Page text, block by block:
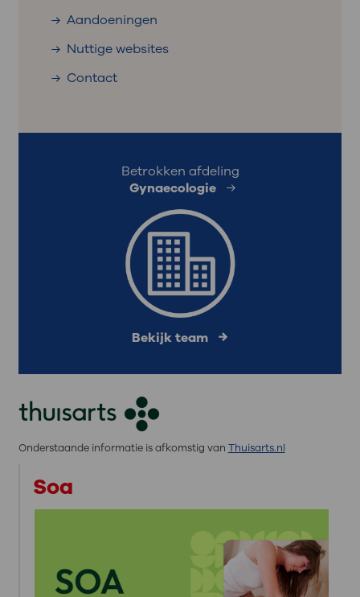
Aandoeningen
Nuttige websites
Contact
Betrokken afdeling
Gynaecologie
Bekijk team
Onderstaande informatie is afkomstig van Thuisarts.nl
Soa